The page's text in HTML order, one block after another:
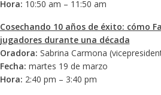
Hora: 10:50 am – 11:50 am
Cosechando 10 años de éxito: cómo
jugadores durante una década
Oradora: Sabrina Carmona
Fecha: martes 19 de marzo
Hora: 2:40 pm – 3:40 pm